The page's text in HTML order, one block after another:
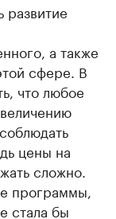
а также
сфере. В
что любое
цены на
сложно.
программы,
стала бы